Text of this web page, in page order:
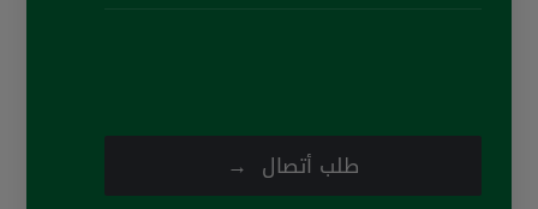
طلب أتصال →